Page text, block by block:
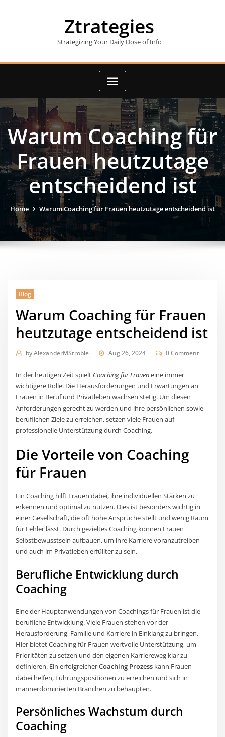
Ztrategies
Strategizing Your Daily Dose of Info
Warum Coaching für
Frauen heutzutage
entscheidend ist
Home Warum Coaching für Frauen heutzutage entscheidend ist
Blog
Warum Coaching für Frauen
heutzutage entscheidend ist
byAlexanderMStroble Aug 26, 2024 0 Comment
In der heutigen Zeit spielt Coaching für Fraueneine immer
wichtigere Rolle. Die Herausforderungen und Erwartungen an
Frauen in Beruf und Privatleben wachsen stetig. Um diesen
Anforderungen gerecht zu werden und ihre persönlichen sowie
beruflichen Ziele zu erreichen, setzen viele Frauen auf
professionelle Unterstützung durch Coaching.
Die Vorteile von Coaching
für Frauen
Ein Coaching hilft Frauen dabei, ihre individuellen Stärken zu
erkennen und optimal zu nutzen. Dies ist besonders wichtig in
einer Gesellschaft, die oft hohe Ansprüche stellt und wenig Raum
für Fehler lässt. Durch gezieltes Coaching können Frauen
Selbstbewusstsein aufbauen, um ihre Karriere voranzutreiben
und auch im Privatleben erfüllter zu sein.
Berufliche Entwicklung durch
Coaching
Eine der Hauptanwendungen von Coachings für Frauen ist die
berufliche Entwicklung. Viele Frauen stehen vor der
Herausforderung, Familie und Karriere in Einklang zu bringen.
Hier bietet Coaching für Frauen wertvolle Unterstützung, um
Prioritäten zu setzen und den eigenen Karriereweg klar zu
definieren. Ein erfolgreicherCoaching Prozess kann Frauen
dabei helfen, Führungspositionen zu erreichen und sich in
männerdominierten Branchen zu behaupten.
Persönliches Wachstum durch
Coaching